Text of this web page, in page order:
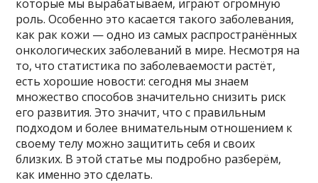
которые мы вырабатываем, играют огромную
роль. Особенно это касается такого заболевания,
как рак кожи — одно из самых распространённых
онкологических заболеваний в мире. Несмотря на
то, что статистика по заболеваемости растёт,
есть хорошие новости: сегодня мы знаем
множество способов значительно снизить риск
его развития. Это значит, что с правильным
подходом и более внимательным отношением к
своему телу можно защитить себя и своих
близких. В этой статье мы подробно разберём,
как именно это сделать.